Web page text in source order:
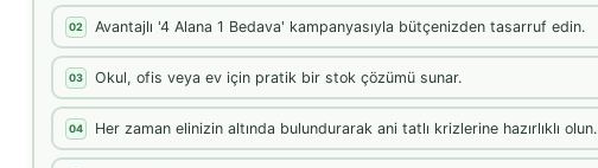
02 Avantajlı '4 Alana 1 Bedava' kampanyasıyla bütçenizden tasarruf edin.
03 Okul, ofis veya ev için pratik bir stok çözümü sunar.
04 Her zaman elinizin altında bulundurarak ani tatlı krizlerine hazırlıklı olun.